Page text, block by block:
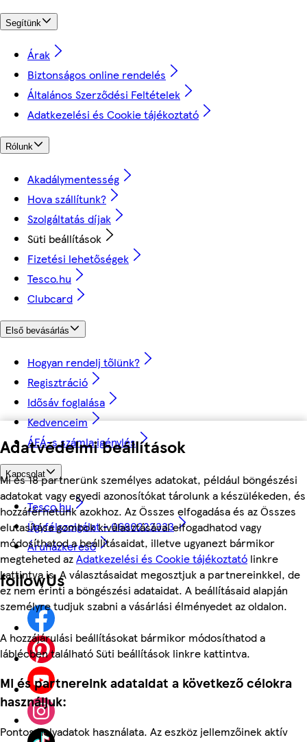
Adatvédelmi beállítások
Mi és 18 partnerünk személyes adatokat, például böngészési
adatokat vagy egyedi azonosítókat tárolunk a készülékeden, és
hozzáférhetünk azokhoz. Az Összes elfogadása és az Összes
elutasítása gombok kiválasztásával elfogadhatod vagy
módosíthatod a beállításaidat, illetve ugyanezt bármikor
megteheted azAdatkezelési és Cookie tájékoztató linkre
kattintva is. A választásaidat megosztjuk a partnereinkkel, de
ez nem érinti a böngészési adataidat. A beállításaid alapján
személyre tudjuk szabni a vásárlási élményedet az oldalon.
A hozzájárulási beállításokat bármikor módosíthatod a
láblécben található Süti beállítások linkre kattintva.
Mi és partnereink adataidat a következő célokra
használjuk:
Pontos helyadatok használata. Az eszköz jellemzőinek aktív
Segítünk
Árak
Biztonságos online rendelés
Általános Szerződési Feltételek
Adatkezelési és Cookie tájékoztató
Rólunk
Akadálymentesség
Hova szállítunk?
Szolgáltatás díjak
Süti beállítások
Fizetési lehetőségek
Tesco.hu
Clubcard
Első bevásárlás
Hogyan rendelj tőlünk?
Regisztráció
Idősáv foglalása
Kedvenceim
ÁFÁ-s számla igénylés
Kapcsolat
Tesco.hu
Ügyfélszolgálat - 0680222333
Áruházkereső
followUs